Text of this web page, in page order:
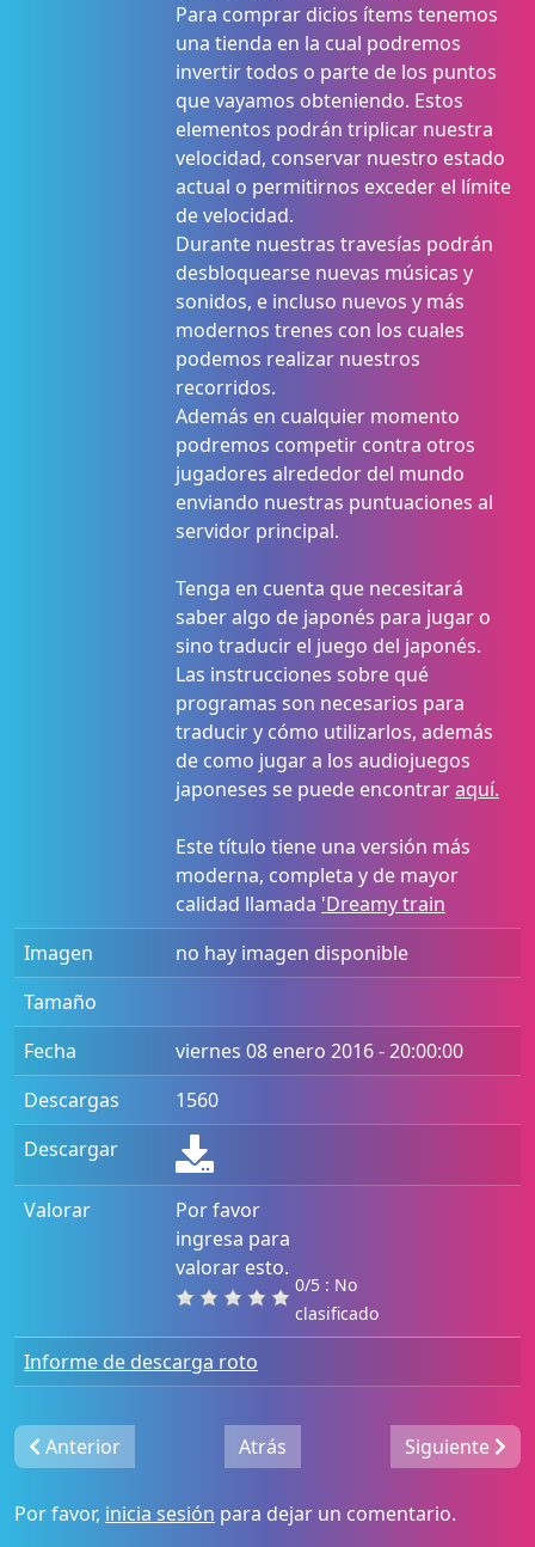
Para comprar dicios ítems tenemos
una tienda en la cual podremos
invertir todos o parte de los puntos
que vayamos obteniendo. Estos
elementos podrán triplicar nuestra
velocidad, conservar nuestro estado
actual o permitirnos exceder el límite
de velocidad.
Durante nuestras travesías podrán
desbloquearse nuevas músicas y
sonidos, e incluso nuevos y más
modernos trenes con los cuales
podemos realizar nuestros
recorridos.
Además en cualquier momento
podremos competir contra otros
jugadores alrededor del mundo
enviando nuestras puntuaciones al
servidor principal.
Tenga en cuenta que necesitará
saber algo de japonés para jugar o
sino traducir el juego del japonés.
Las instrucciones sobre qué
programas son necesarios para
traducir y cómo utilizarlos, además
de como jugar a los audiojuegos
japoneses se puede encontraraquí.
Este título tiene una versión más
moderna, completa y de mayor
calidad llamada 'Dreamy train
Imagen
no hay imagen disponible
Tamaño
Fecha
viernes 08 enero 2016 - 20:00:00
Descargas
1560
Descargar
Valorar
Por favor
ingresa para
valorar esto.
0/5 : No
clasificado
Informe de descarga roto
Anterior Atrás Siguiente
Por favor, inicia sesión para dejar un comentario.